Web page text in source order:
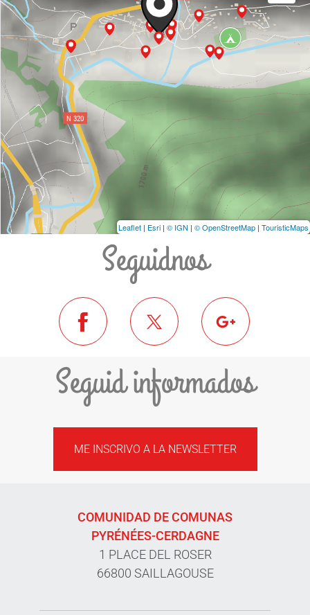
Leaflet | Esri | © IGN | © OpenStreetMap | TouristicMaps
Seguidnos
Seguid informados
ME INSCRIVO A LA NEWSLETTER
COMUNIDAD DE COMUNAS
PYRÉNÉES-CERDAGNE
1 PLACE DEL ROSER
66800 SAILLAGOUSE